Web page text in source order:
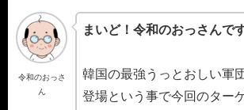
令和のおっさ
ん
まいど！令和のおっさんで
韓国の最強うっとおしい軍
登場という事で今回のター